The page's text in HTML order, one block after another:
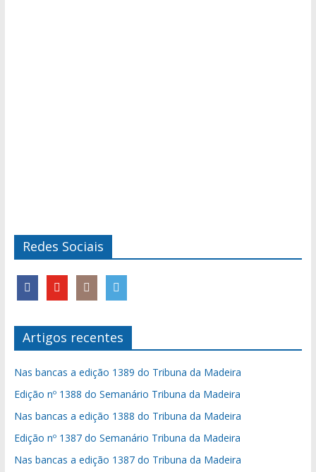
Redes Sociais
Artigos recentes
Nas bancas a edição 1389 do Tribuna da Madeira
Edição nº 1388 do Semanário Tribuna da Madeira
Nas bancas a edição 1388 do Tribuna da Madeira
Edição nº 1387 do Semanário Tribuna da Madeira
Nas bancas a edição 1387 do Tribuna da Madeira